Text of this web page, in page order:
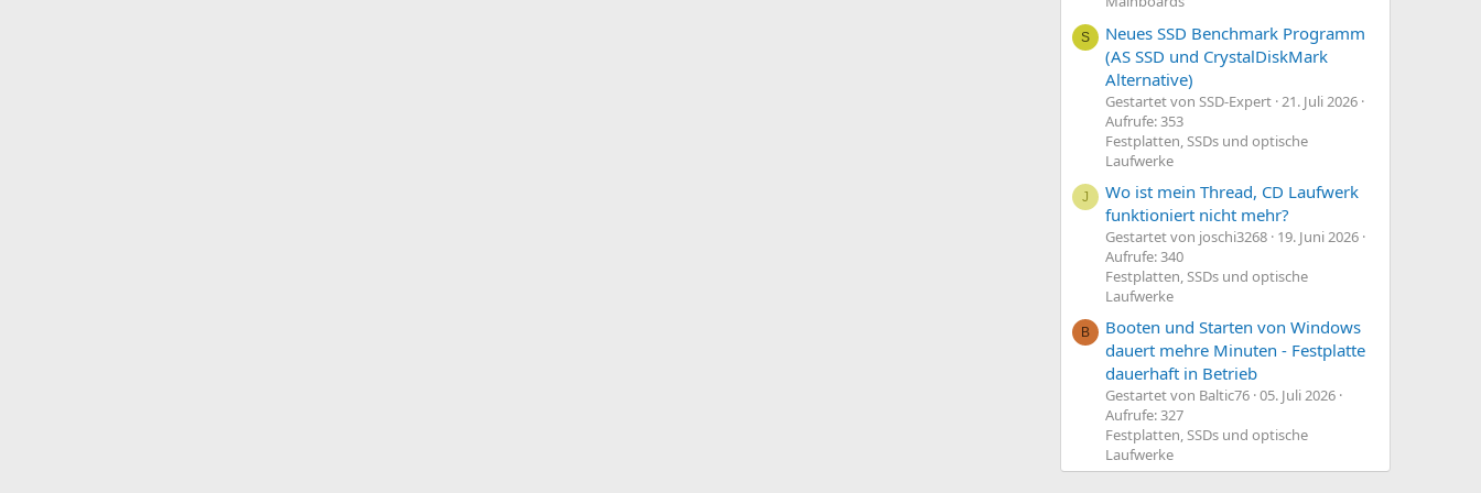
S
Neues SSD Benchmark Programm
(AS SSD und CrystalDiskMark
Alternative)
Gestartet von SSD-Expert 21. Juli 2026
Aufrufe: 353
Festplatten, SSDs und optische
Laufwerke
J
Wo ist mein Thread, CD Laufwerk
funktioniert nicht mehr?
Gestartet von joschi3268 19. Juni 2026
Aufrufe: 340
Festplatten, SSDs und optische
Laufwerke
B
Booten und Starten von Windows
dauert mehre Minuten - Festplatte
dauerhaft in Betrieb
Gestartet von Baltic76 05. Juli 2026
Aufrufe: 327
Festplatten, SSDs und optische
Laufwerke